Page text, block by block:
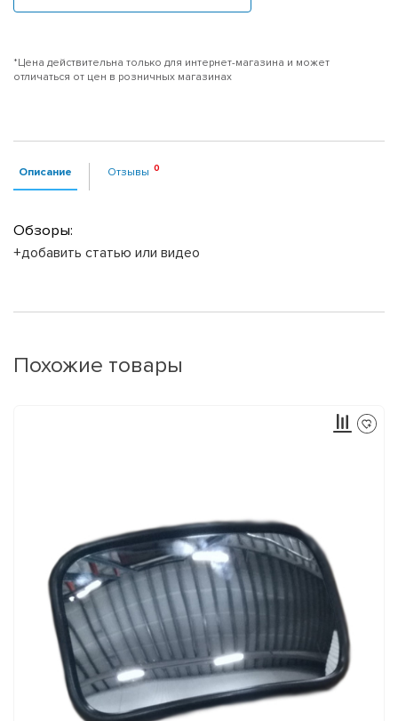
*Цена действительна только для интернет-магазина и может
отличаться от цен в розничных магазинах
Описание Отзывы
Обзоры:
+добавить статью или видео
Похожие товары